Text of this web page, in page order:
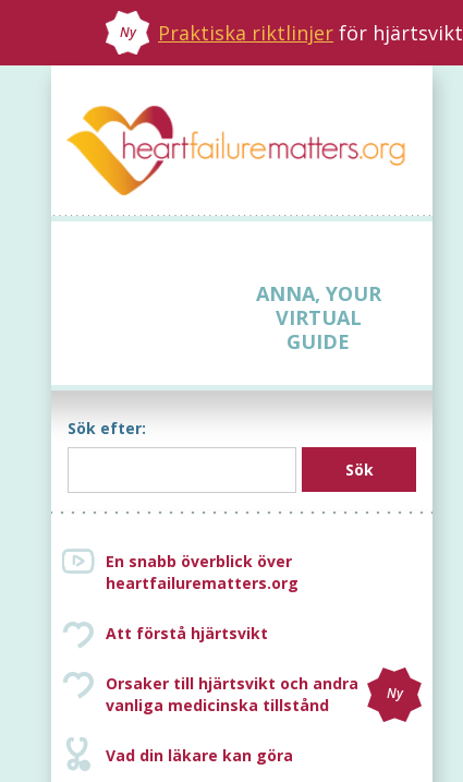
Ny Praktiska riktlinjer för
ANNA, YOUR
VIRTUAL
GUIDE
Sök efter:
En snabb överblick över
heartfailurematters.org
Att förstå hjärtsvikt
Orsaker till hjärtsvikt och andra
vanliga medicinska tillstånd
Ny
Vad din läkare kan göra